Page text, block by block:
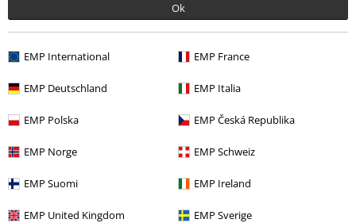
Ok
EMP International EMP France
EMP Deutschland EMP Italia
EMP Polska EMP Česká Republika
EMP Norge EMP Schweiz
EMP Suomi EMP Ireland
EMP United Kingdom EMP Sverige
Kwaliteit
Ontwerp
Pasvorm
Te nauw
Perfect
Lengte